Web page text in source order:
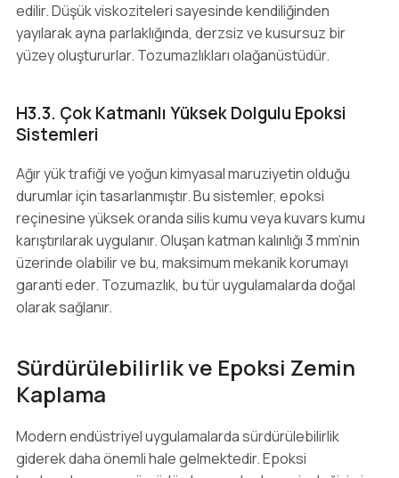
edilir. Düşük viskoziteleri sayesinde kendiliğinden
yayılarak ayna parlaklığında, derzsiz ve kusursuz bir
yüzey oluştururlar. Tozumazlıkları olağanüstüdür.
H3.3. Çok Katmanlı Yüksek Dolgulu Epoksi
Sistemleri
Ağır yük trafiği ve yoğun kimyasal maruziyetin olduğu
durumlar için tasarlanmıştır. Bu sistemler, epoksi
reçinesine yüksek oranda silis kumu veya kuvars kumu
karıştırılarak uygulanır. Oluşan katman kalınlığı 3 mm’nin
üzerinde olabilir ve bu, maksimum mekanik korumayı
garanti eder. Tozumazlık, bu tür uygulamalarda doğal
olarak sağlanır.
Sürdürülebilirlik ve Epoksi Zemin
Kaplama
Modern endüstriyel uygulamalarda sürdürülebilirlik
giderek daha önemli hale gelmektedir. Epoksi